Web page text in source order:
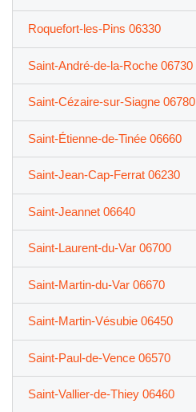
Roquefort-les-Pins 06330
Saint-André-de-la-Roche 06730
Saint-Cézaire-sur-Siagne 06780
Saint-Étienne-de-Tinée 06660
Saint-Jean-Cap-Ferrat 06230
Saint-Jeannet 06640
Saint-Laurent-du-Var 06700
Saint-Martin-du-Var 06670
Saint-Martin-Vésubie 06450
Saint-Paul-de-Vence 06570
Saint-Vallier-de-Thiey 06460